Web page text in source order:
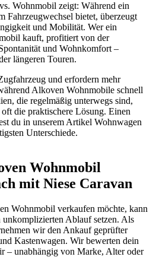
Wohnmobil zeigt: Während ein
Fahrzeugwechsel bietet, überzeugt
und Mobilität. Wer ein
kauft, profitiert von der
und Wohnkomfort –
längeren Touren.
und erfordern mehr
Alkoven Wohnmobile schnell
die regelmäßig unterwegs sind,
die praktischere Lösung. Einen
du in unserem Artikel Wohnwagen
Unterschiede.
Wohnmobil
mit Niese Caravan
Wohnmobil verkaufen möchte, kann
unkomplizierten Ablauf setzen. Als
wir den Ankauf geprüfter
Kastenwagen. Wir bewerten dein
– unabhängig von Marke, Alter oder